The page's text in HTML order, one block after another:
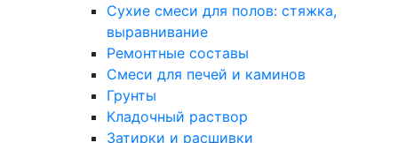
Сухие смеси для полов: стяжка,
выравнивание
Ремонтные составы
Смеси для печей и каминов
Грунты
Кладочный раствор
Затирки и расшивки